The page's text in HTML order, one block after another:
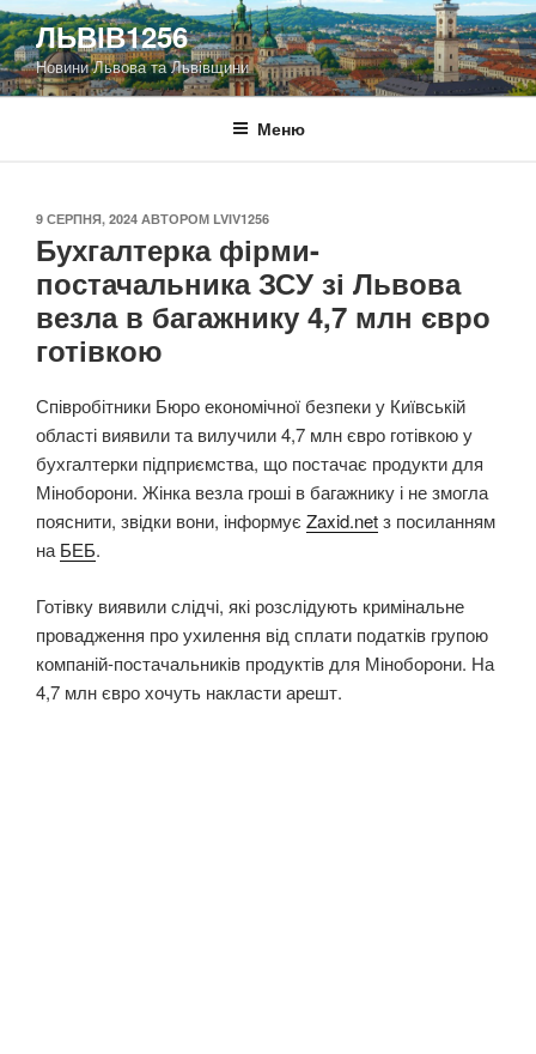
Перейти
до
вмісту
ЛЬВІВ1256
Новини Львова та Львівщини
Меню
ОПУБЛІКОВАНО
9 СЕРПНЯ, 2024 АВТОРОМ LVIV1256
Бухгалтерка фірми-
постачальника ЗСУ зі Львова
везла в багажнику 4,7 млн євро
готівкою
Співробітники Бюро економічної безпеки у Київській
області виявили та вилучили 4,7 млн євро готівкою у
бухгалтерки підприємства, що постачає продукти для
Міноборони. Жінка везла гроші в багажнику і не змогла
пояснити, звідки вони, інформує Zaxid.netз посиланням
наБЕБ.
Готівку виявили слідчі, які розслідують кримінальне
провадження про ухилення від сплати податків групою
компаній-постачальників продуктів для Міноборони. На
4,7 млн євро хочуть накласти арешт.